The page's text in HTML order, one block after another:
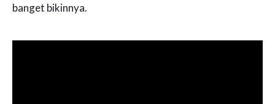
banget bikinnya.